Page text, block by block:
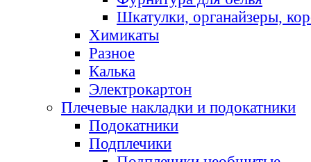
Шкатулки, органайзеры,
Химикаты
Разное
Калька
Электрокартон
Плечевые накладки и подокатники
Подокатники
Подплечики